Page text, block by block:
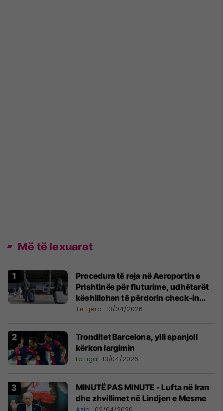
Më të lexuarat
Procedura të reja në Aeroportin e
Prishtinës për fluturime, udhëtarët
këshillohen të përdorin check-in
online
Të Tjera 13/04/2026
Tronditet Barcelona, ylli spanjoll
kërkon largimin
La Liga 13/04/2026
MINUTË PAS MINUTE - Lufta në Iran
dhe zhvillimet në Lindjen e Mesme
Azia 02/04/2026